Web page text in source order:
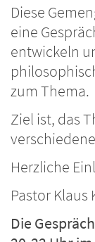
Diese
eine
entwickeln
zum Thema.
Ziel ist, das
Herzliche
Pastor
Die